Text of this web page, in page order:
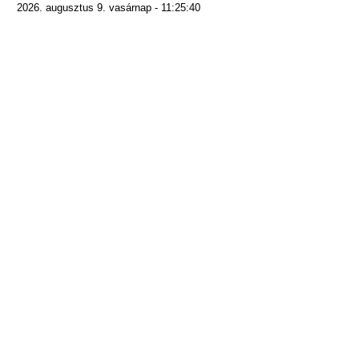
2026. augusztus 9. vasárnap - 11:25:40